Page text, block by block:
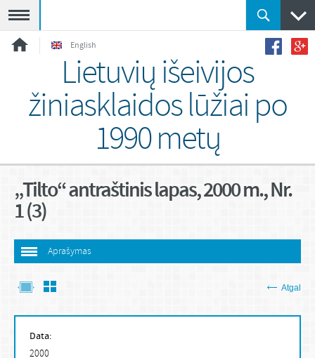
English
Lietuvių išeivijos
žiniasklaidos lūžiai po
1990 metų
„Tilto“ antraštinis lapas, 2000 m., Nr.
1 (3)
Aprašymas
Atgal
Data:
2000